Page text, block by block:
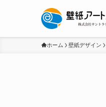
ホーム 壁紙デザイン